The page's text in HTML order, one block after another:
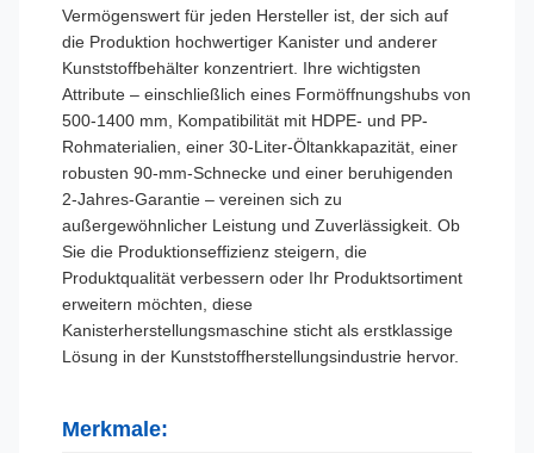
Vermögenswert für jeden Hersteller ist, der sich auf
die Produktion hochwertiger Kanister und anderer
Kunststoffbehälter konzentriert. Ihre wichtigsten
Attribute – einschließlich eines Formöffnungshubs von
500-1400 mm, Kompatibilität mit HDPE- und PP-
Rohmaterialien, einer 30-Liter-Öltankkapazität, einer
robusten 90-mm-Schnecke und einer beruhigenden
2-Jahres-Garantie – vereinen sich zu
außergewöhnlicher Leistung und Zuverlässigkeit. Ob
Sie die Produktionseffizienz steigern, die
Produktqualität verbessern oder Ihr Produktsortiment
erweitern möchten, diese
Kanisterherstellungsmaschine sticht als erstklassige
Lösung in der Kunststoffherstellungsindustrie hervor.
Merkmale: